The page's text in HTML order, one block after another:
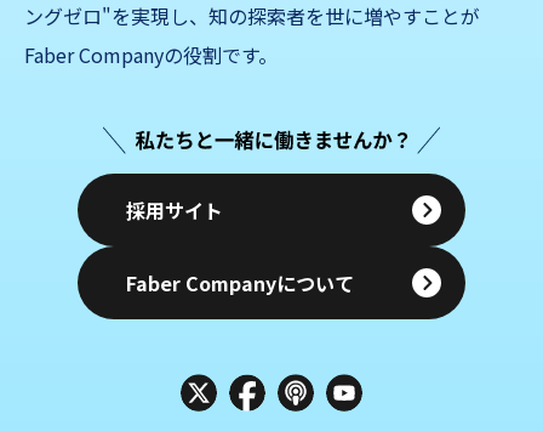
ングゼロ"を実現し、知の探索者を世に増やすことが
Faber Companyの役割です。
採用サイト
Faber Companyについて